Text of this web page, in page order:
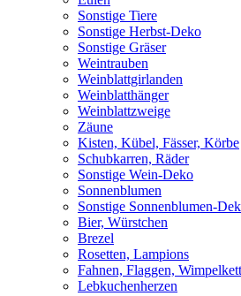
Sonstige Tiere
Sonstige Herbst-Deko
Sonstige Gräser
Weintrauben
Weinblattgirlanden
Weinblatthänger
Weinblattzweige
Zäune
Kisten, Kübel, Fässer, Körbe
Schubkarren, Räder
Sonstige Wein-Deko
Sonnenblumen
Sonstige Sonnenblumen-
Bier, Würstchen
Brezel
Rosetten, Lampions
Fahnen, Flaggen,
Lebkuchenherzen